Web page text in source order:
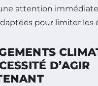
attention
pour limiter les
D’AGIR